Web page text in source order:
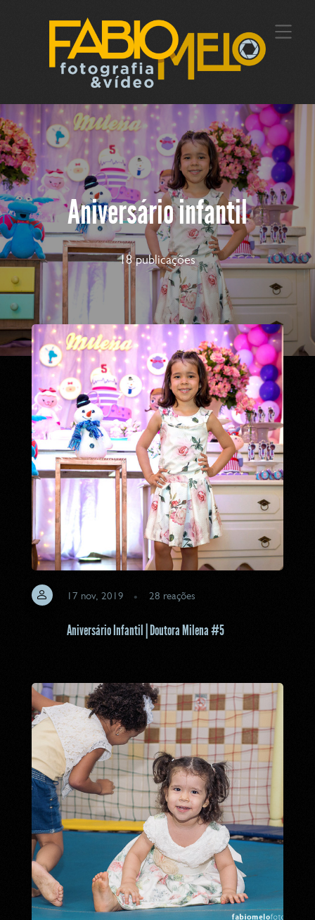
Aniversário infantil
18 publicações
17 nov, 2019 28 reações
Aniversário Infantil | Doutora Milena #5